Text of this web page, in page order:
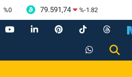
%0 79.591,74 %-1.82